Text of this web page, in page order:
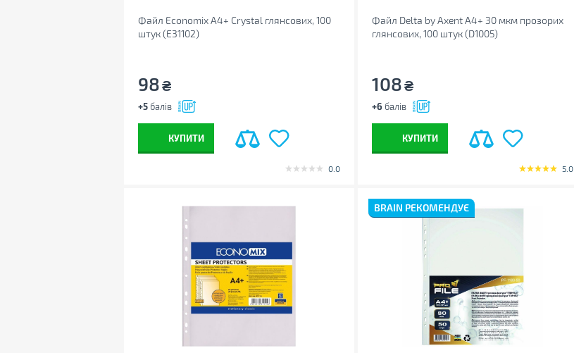
Файл Economix А4+ Crystal глянсових, 100
штук (E31102)
98₴
+5 балів
КУПИТИ
0.0
Файл Delta by Axent А4+ 30 мкм прозорих
глянсових, 100 штук (D1005)
108₴
+6 балів
КУПИТИ
5.0
BRAIN РЕКОМЕНДУЄ